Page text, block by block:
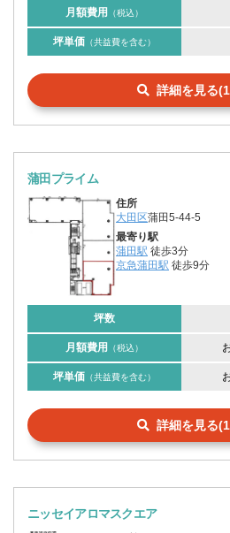
月額費用 （税込）
坪単価 （共益費を含む）
詳細を見る
蒲田プライム
住所
大田区蒲田5-44-5
最寄り駅
蒲田駅 徒歩3分
京急蒲田駅 徒歩9分
坪数
月額費用 （税込）
坪単価 （共益費を含む）
詳細を見る
ニッセイアロマスクエア